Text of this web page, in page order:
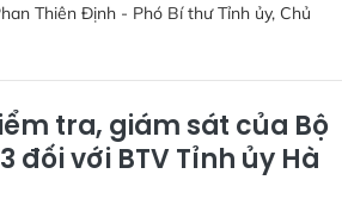
Thiên Định - Phó Bí thư Tỉnh ủy, Chủ
tra, giám sát của Bộ
đối với BTV Tỉnh ủy Hà